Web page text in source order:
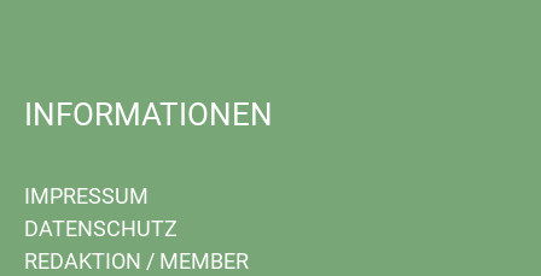
INFORMATIONEN
IMPRESSUM
DATENSCHUTZ
REDAKTION / MEMBER